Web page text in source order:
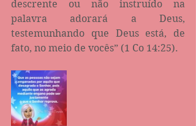
descrente ou não instruído na
palavra adorará a Deus,
testemunhando que Deus está, de
fato, no meio de vocês” (1 Co‬ ‭14:25).